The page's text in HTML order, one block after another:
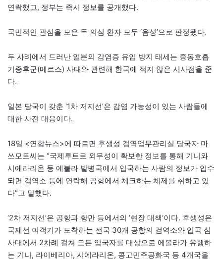
연락했고, 정부는 즉시 정보를 공개했다.
국민적인 관심을 모은 두 의심 환자 모두 ‘음성’으로 판정됐다.
두 사례에서 드러난 일본의 감염증 유입 방지 태세는 중동호흡
기증후군(메르스) 사태와 관련해 한국에 적지 않은 시사점을 준
다.
일본 당국이 갖춘 ‘1차 저지선’은 감염 가능성이 있는 사람들에
대한 사전 대응이다.
18일 <연합뉴스>에 따르면 후생성 검역업무관리실 당국자 마
쓰모토씨는 “국제루트로 외무성이 확보한 정보를 통해 기니와
시에라리온 등 에볼라 발병국에서 입국하는 사람의 정보가 입수
되면 검역소 등에 연락해 공항에서 체크하는 체제를 취하고 있
다”고 말했다.
‘2차 저지선’은 공항과 항만 등에서의 ‘현장 대책’이다. 후생성은
국제선 여객기가 도착하는 전국 30개 공항의 검역소와 입국 심
사대에서 2차례 걸쳐 모든 입국자를 대상으로 에볼라가 유행하
는 기니, 라이베리아, 시에라리온, 콩고민주공화국 등 4개국을